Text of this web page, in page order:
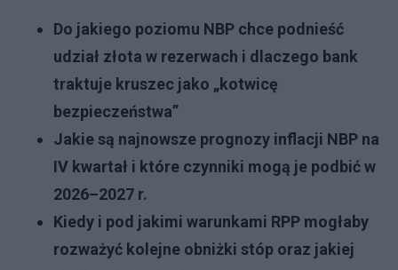
Do jakiego poziomu NBP chce podnieść
udział złota w rezerwach i dlaczego bank
traktuje kruszec jako „kotwicę
bezpieczeństwa”
Jakie są najnowsze prognozy inflacji NBP na
IV kwartał i które czynniki mogą je podbić w
2026–2027 r.
Kiedy i pod jakimi warunkami RPP mogłaby
rozważyć kolejne obniżki stóp oraz jakiej